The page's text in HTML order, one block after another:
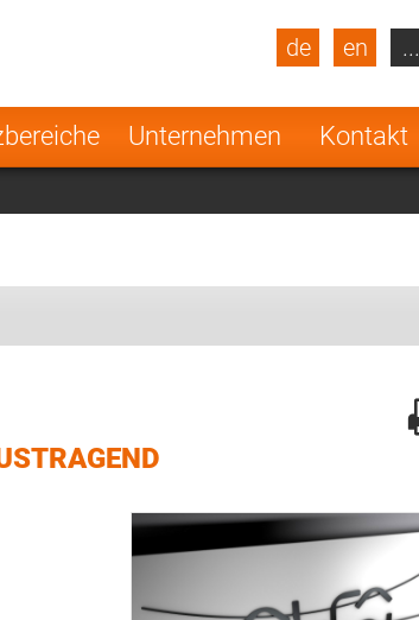
Unternehmen Kontakt
de en
Turkey
Norway
Netherlands
...